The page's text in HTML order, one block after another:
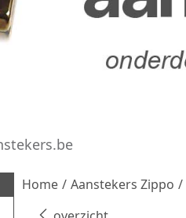
Home / Aanstekers Zippo /